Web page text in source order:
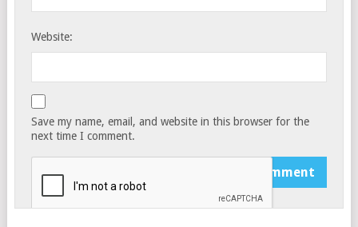
Website:
Save my name, email, and website in this browser for the
next time I comment.